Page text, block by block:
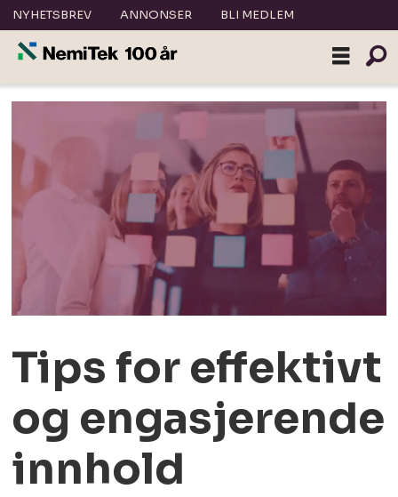
NYHETSBREV ANNONSER BLI MEDLEM
Tips for effektivt
og engasjerende
innhold